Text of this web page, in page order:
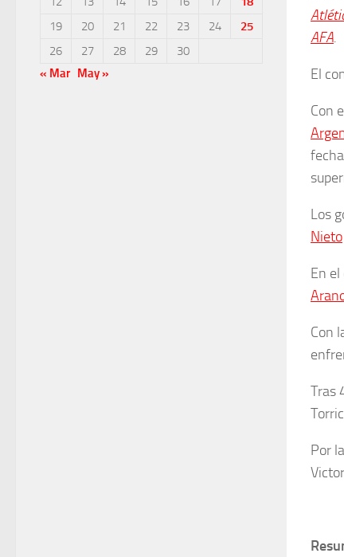
AFA.
El
Con
Los
Nieto
En
Con
Tras
Por
19
20 21 22 23 24
25
26
27 28 29
30
« Mar
May »